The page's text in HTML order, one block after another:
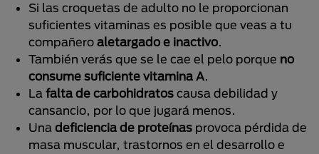
Si las croquetas de adulto no le proporcionan
suficientes vitaminas es posible que veas a tu
compañero aletargado e inactivo.
También verás que se le cae el pelo porque no
consume suficiente vitamina A.
La falta de carbohidratos causa debilidad y
cansancio, por lo que jugará menos.
Una deficiencia de proteínas provoca pérdida de
masa muscular, trastornos en el desarrollo e